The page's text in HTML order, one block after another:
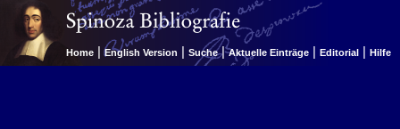
Home | English Version | Suche | Aktuelle Einträge | Editorial | Hilfe